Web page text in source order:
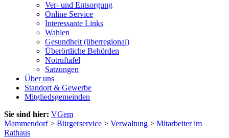
Ver- und Entsorgung
Online Service
Interessante Links
Wahlen
Gesundheit (überregional)
Überörtliche Behörden
Notruftafel
Satzungen
Über uns
Standort & Gewerbe
Mitgliedsgemeinden
Sie sind hier: VGem
Mammendorf> Bürgerservice > Verwaltung > Mitarbeiter im
Rathaus